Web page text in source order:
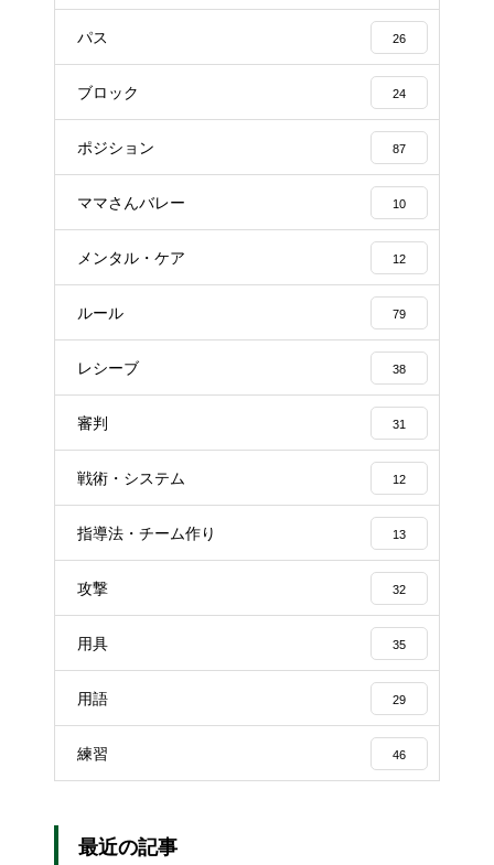
パス 26
ブロック 24
ポジション 87
ママさんバレー 10
メンタル・ケア 12
ルール 79
レシーブ 38
審判 31
戦術・システム 12
指導法・チーム作り 13
攻撃 32
用具 35
用語 29
練習 46
最近の記事